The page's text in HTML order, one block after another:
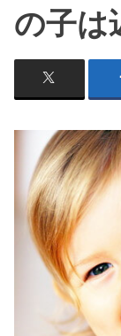
の子は